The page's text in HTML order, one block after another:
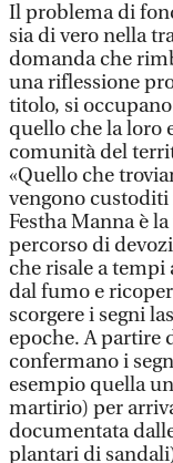
Il problema di
sia di vero nella
domanda che
una riflessione
titolo, si
quello che la loro
comunità del
«Quello che
vengono
Festha Manna è
percorso di
che risale a
dal fumo e
scorgere i segni
epoche. A partire
confermano i
esempio quella
martirio) per
documentata
plantari di